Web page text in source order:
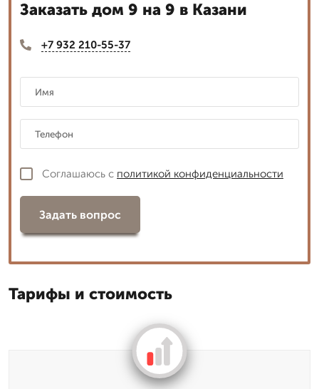
Заказать дом 9 на 9 в Казани
+7 932 210-55-37
Соглашаюсь с политикой конфиденциальности
Задать вопрос
Тарифы и стоимость